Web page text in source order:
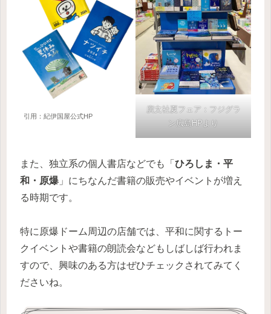
引用：紀伊国屋公式HP
廣文社夏フェア：フジグラ
ン広島HPより
また、独立系の個人書店などでも「 ひろしま・平
和・原爆 」にちなんだ書籍の販売やイベントが増え
る時期です。
特に原爆ドーム周辺の店舗では、平和に関するトー
クイベントや書籍の朗読会などもしばしば行われま
すので、興味のある方はぜひチェックされてみてく
ださいね。